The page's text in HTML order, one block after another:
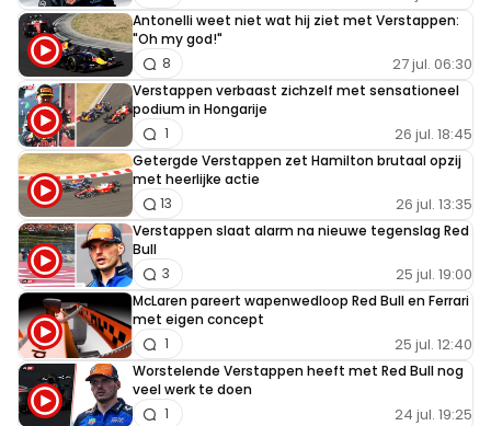
Meepraten? Dat kan! Je hoeft je alleen maar aan te
melden met een RN365-account.
INLOGGEN AANMELDEN
Antonelli weet niet wat hij ziet met Verstappen:
"Oh my god!"
27 jul. 06:30
8
Verstappen verbaast zichzelf met sensationeel
podium in Hongarije
26 jul. 18:45
1
Getergde Verstappen zet Hamilton brutaal opzij
met heerlijke actie
26 jul. 13:35
13
Verstappen slaat alarm na nieuwe tegenslag Red
Bull
25 jul. 19:00
3
McLaren pareert wapenwedloop Red Bull en Ferrari
met eigen concept
25 jul. 12:40
1
Worstelende Verstappen heeft met Red Bull nog
veel werk te doen
24 jul. 19:25
1